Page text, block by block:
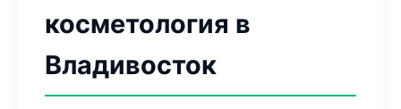
косметология в
Владивосток